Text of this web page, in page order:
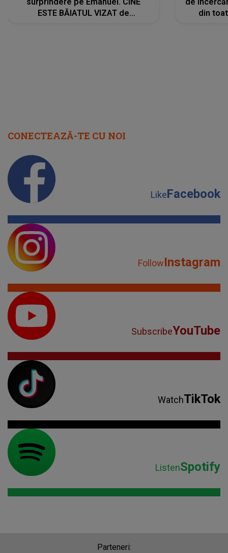
ESTE BĂIATUL VIZAT de
din
CONECTEAZĂ-TE CU NOI
LikeFacebook
FollowInstagram
SubscribeYouTube
WatchTikTok
ListenSpotify
Parteneri: